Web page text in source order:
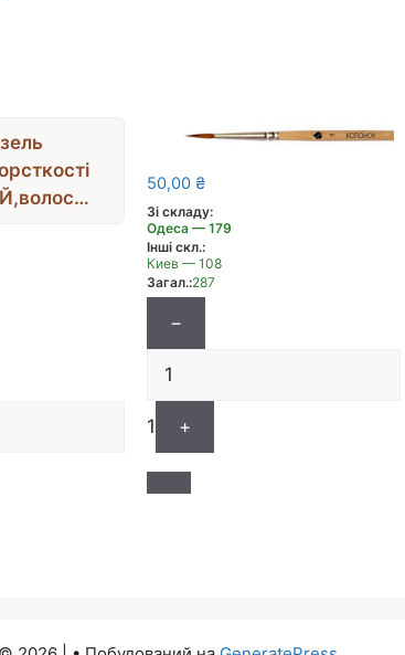
ручка
50,00₴
Зі складу:
Одеса — 179
Інші скл.:
Киев — 108
Загал.:287
−
1 +